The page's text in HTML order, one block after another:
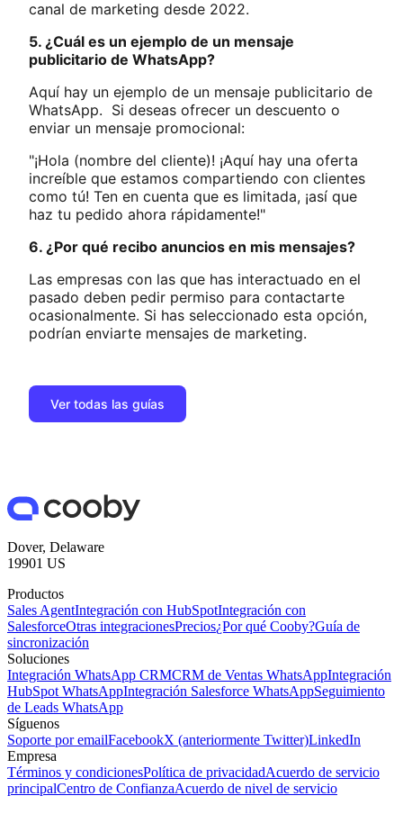
canal de marketing desde 2022.
5. ¿Cuál es un ejemplo de un mensaje
publicitario de WhatsApp?
Aquí hay un ejemplo de un mensaje publicitario de
WhatsApp. Si deseas ofrecer un descuento o
enviar un mensaje promocional:
"¡Hola (nombre del cliente)! ¡Aquí hay una oferta
increíble que estamos compartiendo con clientes
como tú! Ten en cuenta que es limitada, ¡así que
haz tu pedido ahora rápidamente!"
6. ¿Por qué recibo anuncios en mis mensajes?
Las empresas con las que has interactuado en el
pasado deben pedir permiso para contactarte
ocasionalmente. Si has seleccionado esta opción,
podrían enviarte mensajes de marketing.
Ver todas las guías
Dover, Delaware
19901 US
Productos
Sales AgentIntegración con HubSpotIntegración con
SalesforceOtras integracionesPrecios¿Por qué Cooby?Guía de
sincronización
Soluciones
Integración WhatsApp CRMCRM de Ventas WhatsAppIntegración
HubSpot WhatsAppIntegración Salesforce WhatsAppSeguimiento
de Leads WhatsApp
Síguenos
Soporte por emailFacebookX (anteriormente Twitter)LinkedIn
Empresa
Términos y condicionesPolítica de privacidadAcuerdo de servicio
principalCentro de ConfianzaAcuerdo de nivel de servicio